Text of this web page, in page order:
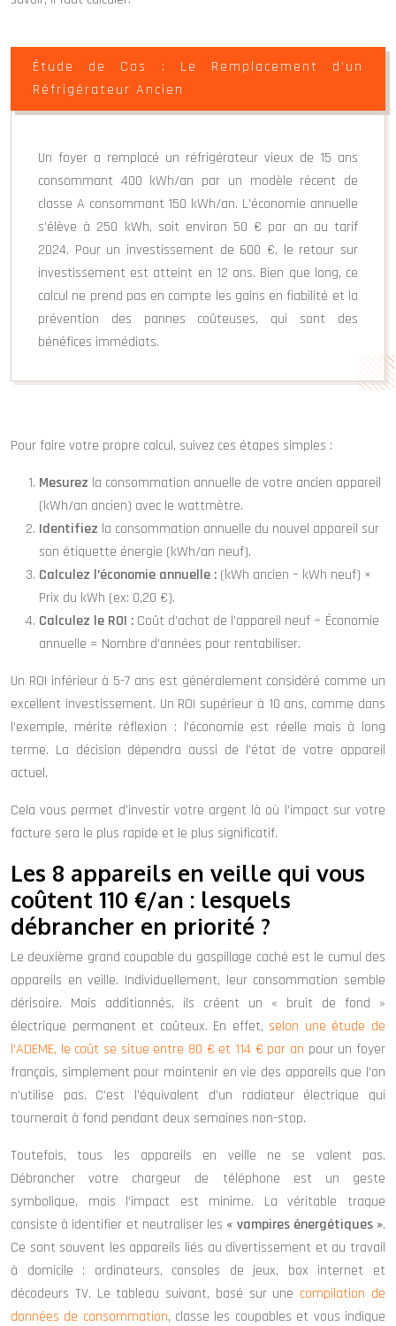
Étude de Cas : Le Remplacement d’un
Réfrigérateur Ancien
Un foyer a remplacé un réfrigérateur vieux de 15 ans
consommant 400 kWh/an par un modèle récent de
classe A consommant 150 kWh/an. L’économie annuelle
s’élève à 250 kWh, soit environ 50 € par an au tarif
2024. Pour un investissement de 600 €, le retour sur
investissement est atteint en 12 ans. Bien que long, ce
calcul ne prend pas en compte les gains en fiabilité et la
prévention des pannes coûteuses, qui sont des
bénéfices immédiats.
Pour faire votre propre calcul, suivez ces étapes simples :
Mesurez la consommation annuelle de votre ancien appareil
(kWh/an ancien) avec le wattmètre.
Identifiez la consommation annuelle du nouvel appareil sur
son étiquette énergie (kWh/an neuf).
Calculez l’économie annuelle : (kWh ancien – kWh neuf) ×
Prix du kWh (ex: 0,20 €).
Calculez le ROI : Coût d’achat de l’appareil neuf ÷ Économie
annuelle = Nombre d’années pour rentabiliser.
Un ROI inférieur à 5-7 ans est généralement considéré comme un
excellent investissement. Un ROI supérieur à 10 ans, comme dans
l’exemple, mérite réflexion : l’économie est réelle mais à long
terme. La décision dépendra aussi de l’état de votre appareil
actuel.
Cela vous permet d’investir votre argent là où l’impact sur votre
facture sera le plus rapide et le plus significatif.
Les 8 appareils en veille qui vous
coûtent 110 €/an : lesquels
débrancher en priorité ?
Le deuxième grand coupable du gaspillage caché est le cumul des
appareils en veille. Individuellement, leur consommation semble
dérisoire. Mais additionnés, ils créent un « bruit de fond »
électrique permanent et coûteux. En effet,selon une étude de
l’ADEME, le coût se situe entre 80 € et 114 € par an pour un foyer
français, simplement pour maintenir en vie des appareils que l’on
n’utilise pas. C’est l’équivalent d’un radiateur électrique qui
tournerait à fond pendant deux semaines non-stop.
Toutefois, tous les appareils en veille ne se valent pas.
Débrancher votre chargeur de téléphone est un geste
symbolique, mais l’impact est minime. La véritable traque
consiste à identifier et neutraliser les « vampires énergétiques ».
Ce sont souvent les appareils liés au divertissement et au travail
à domicile : ordinateurs, consoles de jeux, box internet et
décodeurs TV. Le tableau suivant, basé sur une compilation de
données de consommation, classe les coupables et vous indique